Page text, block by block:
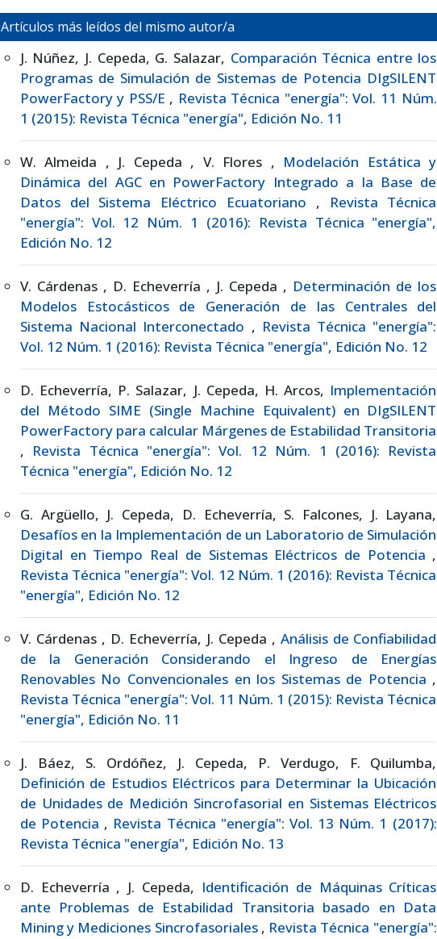
Artículos más leídos del mismo autor/a
J. Núñez, J. Cepeda, G. Salazar, Comparación Técnica entre los
Programas de Simulación de Sistemas de Potencia DIgSILENT
PowerFactory y PSS/E , Revista Técnica "energía": Vol. 11 Núm.
1 (2015): Revista Técnica "energía", Edición No. 11
W. Almeida , J. Cepeda , V. Flores , Modelación Estática y
Dinámica del AGC en PowerFactory Integrado a la Base de
Datos del Sistema Eléctrico Ecuatoriano ,
Revista Técnica
"energía": Vol. 12 Núm. 1 (2016): Revista Técnica "energía",
Edición No. 12
V. Cárdenas , D. Echeverría , J. Cepeda , Determinación de los
Modelos Estocásticos de Generación de las Centrales del
Sistema Nacional Interconectado , Revista Técnica "energía":
Vol. 12 Núm. 1 (2016): Revista Técnica "energía", Edición No. 12
D. Echeverría, P. Salazar, J. Cepeda, H. Arcos, Implementación
del Método SIME (Single Machine Equivalent) en DIgSILENT
PowerFactory para calcular Márgenes de Estabilidad Transitoria
, Revista Técnica "energía": Vol. 12 Núm. 1 (2016): Revista
Técnica "energía", Edición No. 12
G. Argüello, J. Cepeda, D. Echeverría, S. Falcones, J. Layana,
Desafíos en la Implementación de un Laboratorio de Simulación
Digital en Tiempo Real de Sistemas Eléctricos de Potencia ,
Revista Técnica "energía": Vol. 12 Núm. 1 (2016): Revista Técnica
"energía", Edición No. 12
V. Cárdenas , D. Echeverría, J. Cepeda , Análisis de Confiabilidad
de la Generación Considerando el Ingreso de Energías
Renovables No Convencionales en los Sistemas de Potencia ,
Revista Técnica "energía": Vol. 11 Núm. 1 (2015): Revista Técnica
"energía", Edición No. 11
J. Báez, S. Ordóñez, J. Cepeda, P. Verdugo, F. Quilumba,
Definición de Estudios Eléctricos para Determinar la Ubicación
de Unidades de Medición Sincrofasorial en Sistemas Eléctricos
de Potencia , Revista Técnica "energía": Vol. 13 Núm. 1 (2017):
Revista Técnica "energía", Edición No. 13
D. Echeverría , J. Cepeda, Identificación de Máquinas Críticas
ante Problemas de Estabilidad Transitoria basado en Data
Mining y Mediciones Sincrofasoriales , Revista Técnica "energía":